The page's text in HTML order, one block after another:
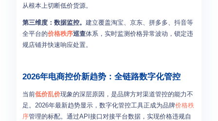
从根本上切断低价货源。
第三维度：数据监控。 建立覆盖淘宝、京东、拼多多、抖音等
全平台的价格秩序巡查体系，实时监测价格异常波动，锁定违
规店铺并快速响应处置。
2026年电商控价新趋势：全链路数字化管控
当前低价乱价现象的深层原因，是品牌方对渠道管控的能力不
足。2026年最新趋势显示，数字化管控工具正成为品牌价格秩
序管理的标配。通过API接口对接平台数据，实现价格违规自